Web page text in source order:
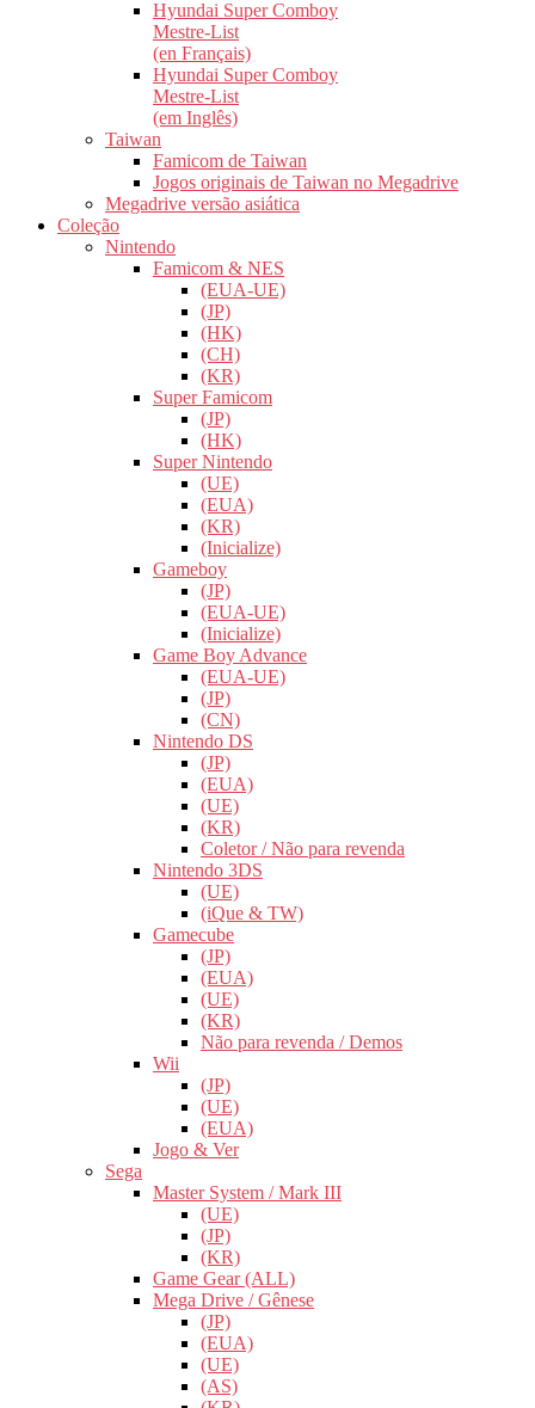
Hyundai Super Comboy
Mestre-List
(en Français)
Hyundai Super Comboy
Mestre-List
(em Inglês)
Taiwan
Famicom de Taiwan
Jogos originais de Taiwan no Megadrive
Megadrive versão asiática
Coleção
Nintendo
Famicom & NES
(EUA-UE)
(JP)
(HK)
(CH)
(KR)
Super Famicom
(JP)
(HK)
Super Nintendo
(UE)
(EUA)
(KR)
(Inicialize)
Gameboy
(JP)
(EUA-UE)
(Inicialize)
Game Boy Advance
(EUA-UE)
(JP)
(CN)
Nintendo DS
(JP)
(EUA)
(UE)
(KR)
Coletor / Não para revenda
Nintendo 3DS
(UE)
(iQue & TW)
Gamecube
(JP)
(EUA)
(UE)
(KR)
Não para revenda / Demos
Wii
(JP)
(UE)
(EUA)
Jogo & Ver
Sega
Master System / Mark III
(UE)
(JP)
(KR)
Game Gear (ALL)
Mega Drive / Gênese
(JP)
(EUA)
(UE)
(AS)